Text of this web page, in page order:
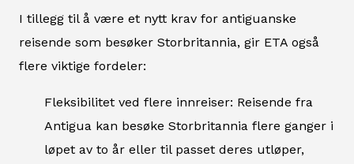
I tillegg til å være et nytt krav for antiguanske
reisende som besøker Storbritannia, gir ETA også
flere viktige fordeler:
Fleksibilitet ved flere innreiser: Reisende fra
Antigua kan besøke Storbritannia flere ganger i
løpet av to år eller til passet deres utløper,